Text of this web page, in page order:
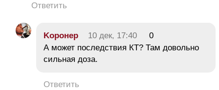
Ответить
Koронер 10 дек, 17:40
0
А может последствия КТ? Там довольно
сильная доза.
Ответить